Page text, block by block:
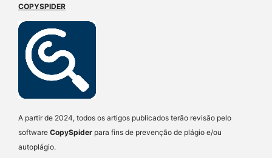
COPYSPIDER
A partir de 2024, todos os artigos publicados terão revisão pelo
software CopySpider para fins de prevenção de plágio e/ou
autoplágio.